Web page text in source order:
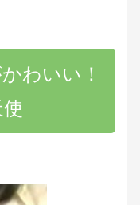
わいい！